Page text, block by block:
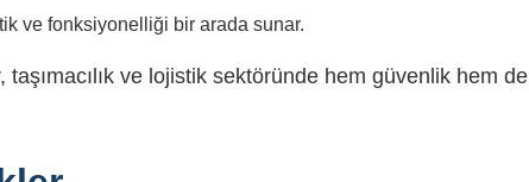
ve fonksiyonelliği bir arada sunar.
ve lojistik sektöründe hem güvenlik hem de